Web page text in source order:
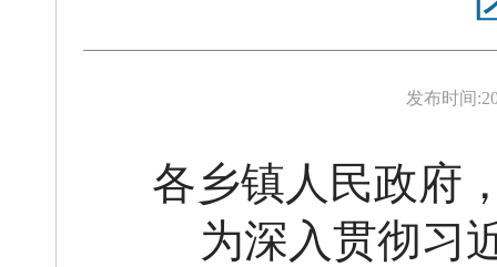
发布时间:
各乡镇人民政府
为深入贯彻习